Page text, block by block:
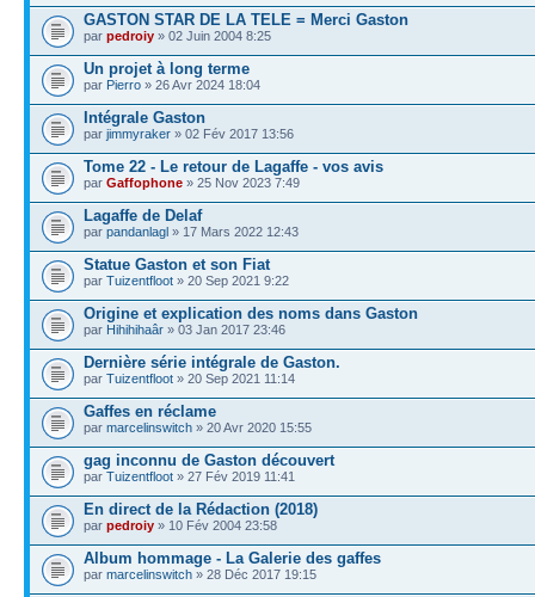
GASTON STAR DE LA TELE = Merci Gaston
par pedroiy » 02 Juin 2004 8:25
Un projet à long terme
par Pierro » 26 Avr 2024 18:04
Intégrale Gaston
par jimmyraker » 02 Fév 2017 13:56
Tome 22 - Le retour de Lagaffe - vos avis
par Gaffophone » 25 Nov 2023 7:49
Lagaffe de Delaf
par pandanlagl » 17 Mars 2022 12:43
Statue Gaston et son Fiat
par Tuizentfloot » 20 Sep 2021 9:22
Origine et explication des noms dans Gaston
par Hihihihaâr » 03 Jan 2017 23:46
Dernière série intégrale de Gaston.
par Tuizentfloot » 20 Sep 2021 11:14
Gaffes en réclame
par marcelinswitch » 20 Avr 2020 15:55
gag inconnu de Gaston découvert
par Tuizentfloot » 27 Fév 2019 11:41
En direct de la Rédaction (2018)
par pedroiy » 10 Fév 2004 23:58
Album hommage - La Galerie des gaffes
par marcelinswitch » 28 Déc 2017 19:15